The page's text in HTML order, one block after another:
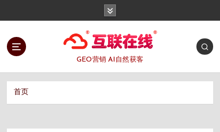
GEO营销 AI自然获客
首页